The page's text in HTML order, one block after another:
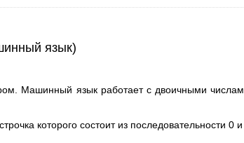
язык)
Машинный язык работает с дво­ичными
которого состоит из последовательности 0